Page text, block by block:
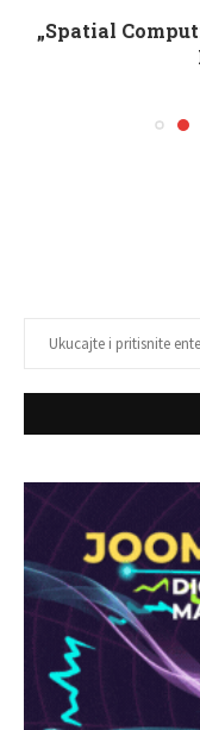
„Spatial